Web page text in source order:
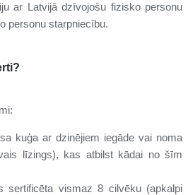
ar Latvijā dzīvojošu fizisko personu
personu starpniecību.
kuģa ar dzinējiem iegāde vai noma
līzings), kas atbilst kādai no šīm
sertificēta vismaz 8 cilvēku (apkalpi